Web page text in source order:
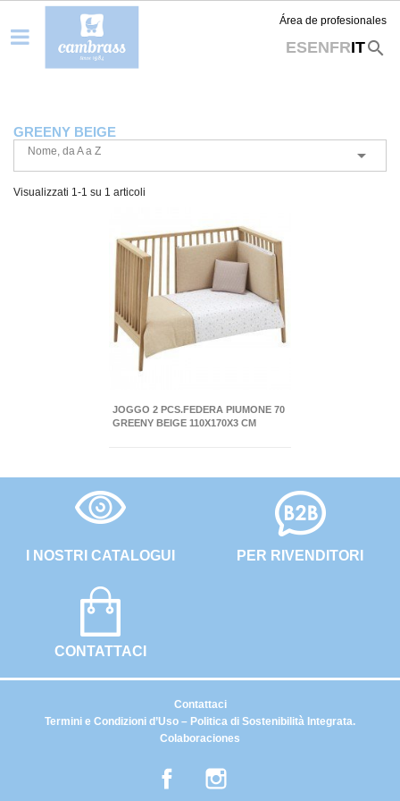
Área de profesionales
ESENFRITsearch
GREENY BEIGE
Nome, da A a Z 
Visualizzati 1-1 su 1 articoli
JOGGO 2 PCS.FEDERA PIUMONE 70
GREENY BEIGE 110X170X3 CM
I NOSTRI CATALOGUI
CONTATTACI
PER RIVENDITORI
Termini e Condizioni d’Uso – Politica di Sostenibilità Integrata.
Colaboraciones
Contattaci
Facebook